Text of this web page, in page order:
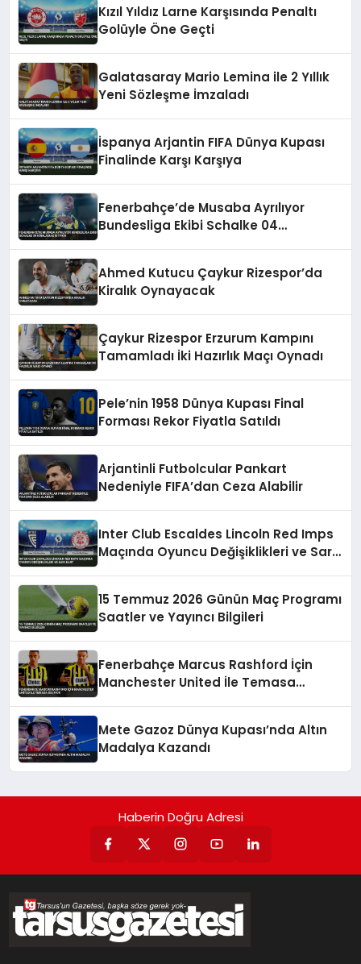
Kızıl Yıldız Larne Karşısında Penaltı
Golüyle Öne Geçti
Galatasaray Mario Lemina ile 2 Yıllık
Yeni Sözleşme İmzaladı
İspanya Arjantin FIFA Dünya Kupası
Finalinde Karşı Karşıya
Fenerbahçe’de Musaba Ayrılıyor
Bundesliga Ekibi Schalke 04
Ahmed Kutucu Çaykur Rizespor’da
Kiralık Oynayacak
Çaykur Rizespor Erzurum Kampını
Tamamladı İki Hazırlık Maçı Oynadı
Pele’nin 1958 Dünya Kupası Final
Forması Rekor Fiyatla Satıldı
Arjantinli Futbolcular Pankart
Nedeniyle FIFA’dan Ceza Alabilir
Inter Club Escaldes Lincoln Red Imps
Maçında Oyuncu Değişiklikleri ve Sarı
15 Temmuz 2026 Günün Maç Programı
Saatler ve Yayıncı Bilgileri
Fenerbahçe Marcus Rashford İçin
Manchester United İle Temasa
Mete Gazoz Dünya Kupası’nda Altın
Madalya Kazandı
Haberin Doğru Adresi